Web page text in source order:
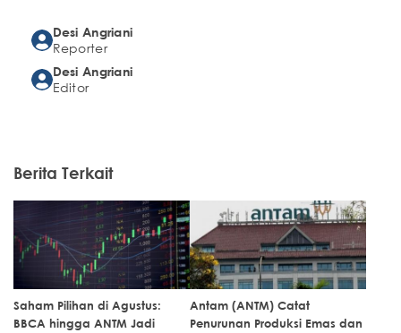
Desi Angriani
Reporter
Desi Angriani
Editor
Berita Terkait
Saham Pilihan di Agustus:
BBCA hingga ANTM Jadi
Antam (ANTM) Catat
Penurunan Produksi Emas dan